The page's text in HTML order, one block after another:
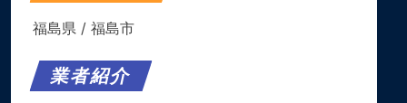
福島県 / 福島市
業者紹介